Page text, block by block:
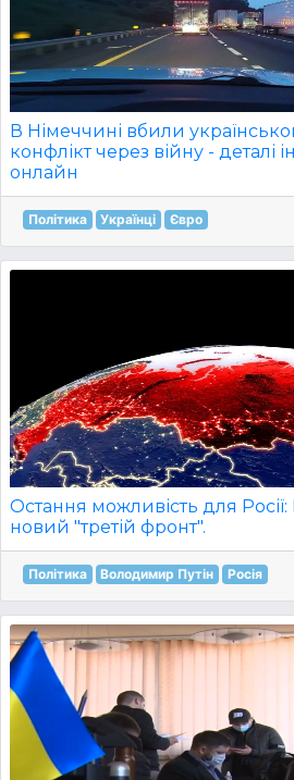
В Німеччині вбили
конфлікт через війну - деталі
онлайн
Політика Українці Євро
Остання можливість для
новий "третій фронт".
Політика Володимир Путін Росія